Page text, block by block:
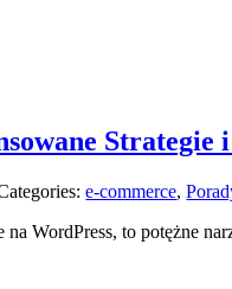
e-commerce,
WordPress, to potężne